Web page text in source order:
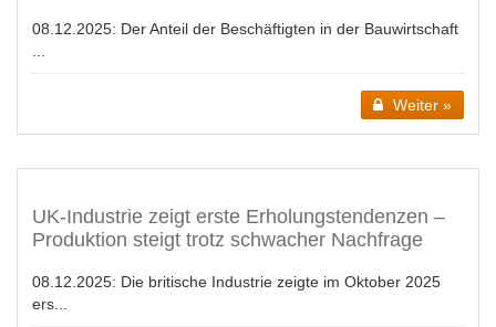
08.12.2025: Der Anteil der Beschäftigten in der Bauwirtschaft
...
Weiter »
UK-Industrie zeigt erste Erholungstendenzen –
Produktion steigt trotz schwacher Nachfrage
08.12.2025: Die britische Industrie zeigte im Oktober 2025
ers...